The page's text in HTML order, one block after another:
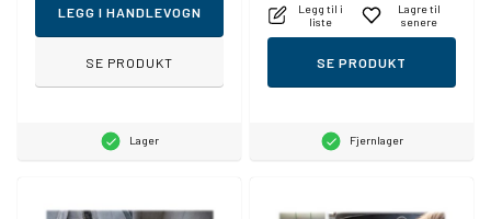
LEGG I HANDLEVOGN
SE PRODUKT
Lager
Legg til i
liste
Lagre til
senere
SE PRODUKT
Fjernlager